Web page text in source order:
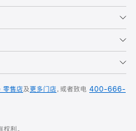
售店及更多门店，或者致电 400-666-
利。